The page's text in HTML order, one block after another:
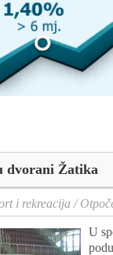
dvorani Žatika
i rekreacija /
U